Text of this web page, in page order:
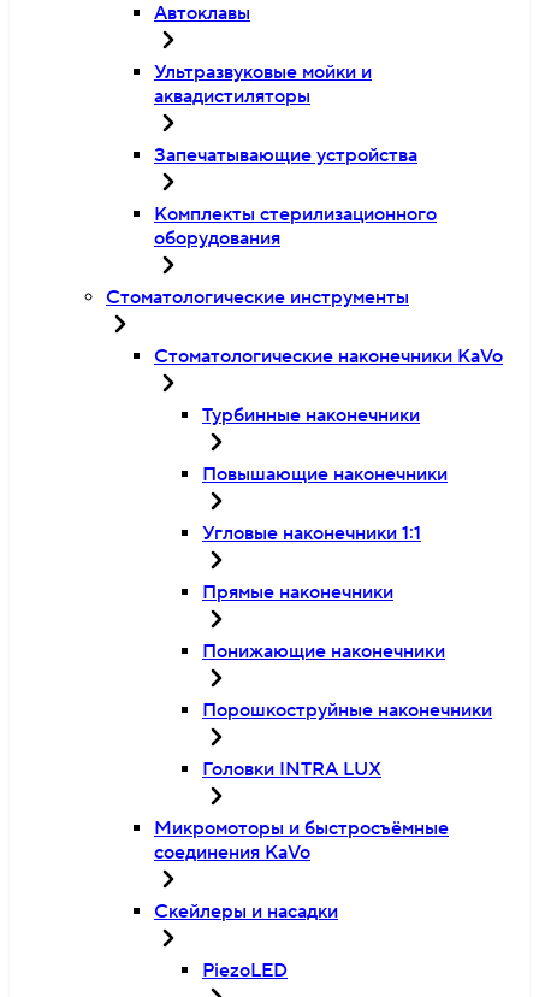
Автоклавы
Ультразвуковые мойки и
аквадистиляторы
Запечатывающие устройства
Комплекты стерилизационного
оборудования
Стоматологические инструменты
Стоматологические наконечники KaVo
Турбинные наконечники
Повышающие наконечники
Угловые наконечники 1:1
Прямые наконечники
Понижающие наконечники
Порошкоструйные наконечники
Головки INTRA LUX
Микромоторы и быстросъёмные
соединения KaVo
Скейлеры и насадки
PiezoLED